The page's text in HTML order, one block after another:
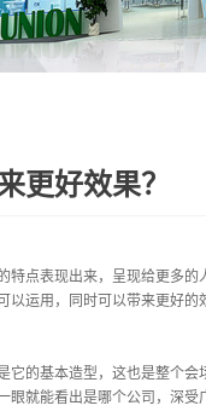
更好效果？
特点表现出来，呈现给更多
以运用，同时可以带来更好的
它的基本造型，这也是整个
就能看出是哪个公司，深